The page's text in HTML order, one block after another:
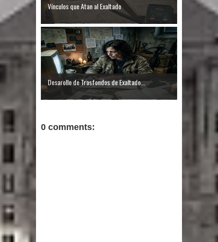
Vínculos que Atan al Exaltado
Desarollo de Trasfondos de Exaltado...
0 comments: